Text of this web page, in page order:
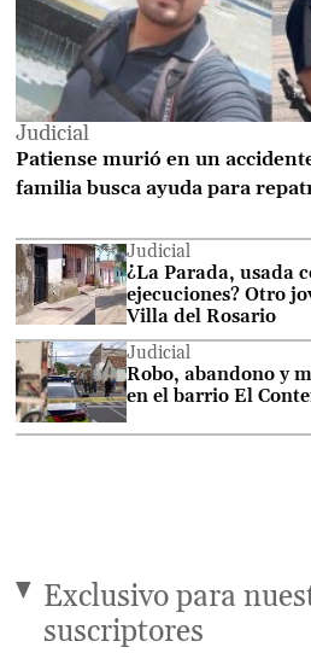
Judicial
Patiense murió en un
familia busca ayuda para
Judicial
¿La Parada, usada
ejecuciones? Otro
Villa del Rosario
Judicial
Robo, abandono y
en el barrio El
Exclusivo para
suscriptores